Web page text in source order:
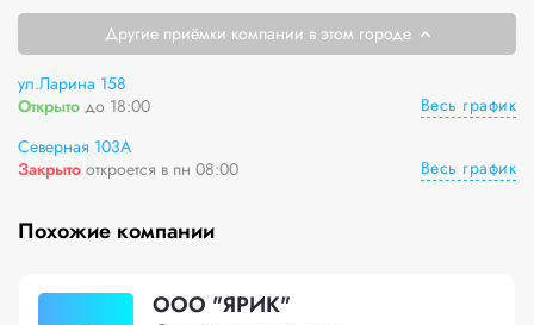
Другие приёмки компании в этом городе
ул.Ларина 158
Открыто до 18:00
Весь график
Северная 103А
Закрыто откроется в пн 08:00 Весь график
Похожие компании
ООО "ЯРИК"